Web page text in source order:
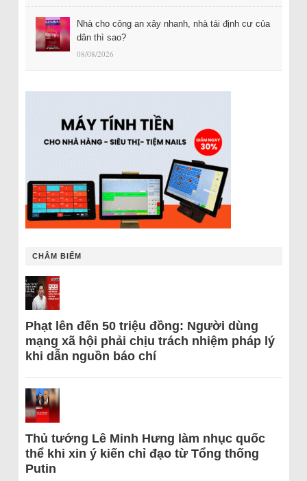
Nhà cho công an xây nhanh, nhà tái định cư của
dân thì sao?
08/08/2026
CHÂM BIẾM
Phạt lên đến 50 triệu đồng: Người dùng
mạng xã hội phải chịu trách nhiệm pháp lý
khi dẫn nguồn báo chí
Thủ tướng Lê Minh Hưng làm nhục quốc
thể khi xin ý kiến chỉ đạo từ Tổng thống
Putin